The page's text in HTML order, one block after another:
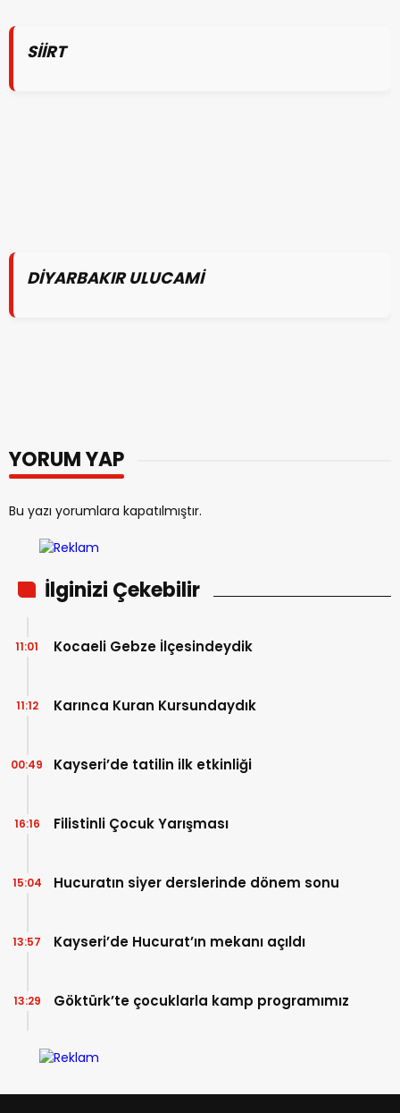
SİİRT
DİYARBAKIR ULUCAMİ
YORUM YAP
Bu yazı yorumlara kapatılmıştır.
İlginizi Çekebilir
Kocaeli Gebze İlçesindeydik
11:01
Karınca Kuran Kursundaydık
11:12
Kayseri’de tatilin ilk etkinliği
00:49
Filistinli Çocuk Yarışması
16:16
Hucuratın siyer derslerinde dönem sonu
15:04
Kayseri’de Hucurat’ın mekanı açıldı
13:57
Göktürk’te çocuklarla kamp programımız
13:29